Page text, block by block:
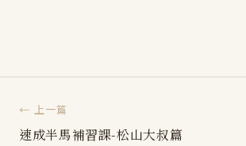
← 上一篇
速成半馬補習課-松山大叔篇